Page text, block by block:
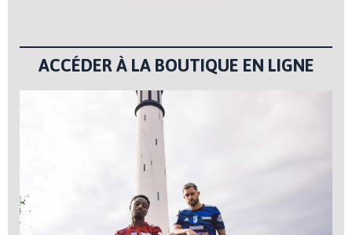
ACCÉDER À LA BOUTIQUE EN LIGNE